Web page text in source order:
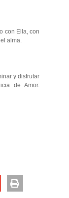
con Ella, con
alma.
y disfrutar
de Amor.